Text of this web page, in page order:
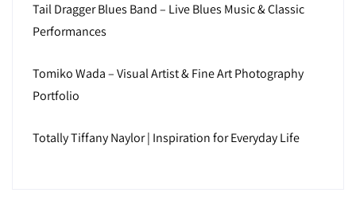
Tail Dragger Blues Band – Live Blues Music & Classic
Performances
Tomiko Wada – Visual Artist & Fine Art Photography
Portfolio
Totally Tiffany Naylor | Inspiration for Everyday Life